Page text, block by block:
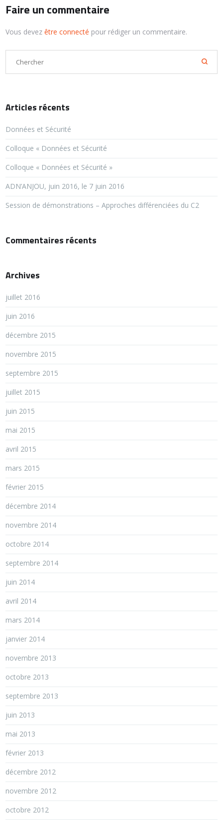
Faire un commentaire
Vous devezêtre connecté pour rédiger un commentaire.
Articles récents
Données et Sécurité
Colloque « Données et Sécurité
Colloque « Données et Sécurité »
ADN’ANJOU, juin 2016, le 7 juin 2016
Session de démonstrations – Approches différenciées du C2
Commentaires récents
Archives
juillet 2016
juin 2016
décembre 2015
novembre 2015
septembre 2015
juillet 2015
juin 2015
mai 2015
avril 2015
mars 2015
février 2015
décembre 2014
novembre 2014
octobre 2014
septembre 2014
juin 2014
avril 2014
mars 2014
janvier 2014
novembre 2013
octobre 2013
septembre 2013
juin 2013
mai 2013
février 2013
décembre 2012
novembre 2012
octobre 2012